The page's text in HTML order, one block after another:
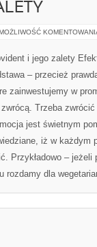
i jego zalety
– przecież
zainwestujemy w
Trzeba
jest świetnym
iż w każdym
Przykładowo –
rozdamy dla